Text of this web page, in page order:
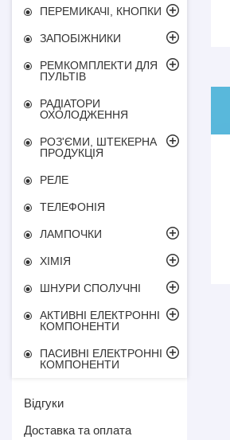
ПЕРЕМИКАЧІ, КНОПКИ
ЗАПОБІЖНИКИ
РЕМКОМПЛЕКТИ ДЛЯ
ПУЛЬТІВ
РАДІАТОРИ
ОХОЛОДЖЕННЯ
РОЗ'ЄМИ, ШТЕКЕРНА
ПРОДУКЦІЯ
РЕЛЕ
ТЕЛЕФОНІЯ
ЛАМПОЧКИ
ХІМІЯ
ШНУРИ СПОЛУЧНІ
АКТИВНІ ЕЛЕКТРОННІ
КОМПОНЕНТИ
ПАСИВНІ ЕЛЕКТРОННІ
КОМПОНЕНТИ
Відгуки
Доставка та оплата